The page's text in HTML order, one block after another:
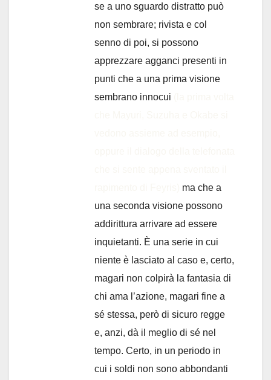
se a uno sguardo distratto può
non sembrare; rivista e col
senno di poi, si possono
apprezzare agganci presenti in
punti che a una prima visione
sembrano innocui
ma che a
una seconda visione possono
addirittura arrivare ad essere
inquietanti. È una serie in cui
niente è lasciato al caso e, certo,
magari non colpirà la fantasia di
chi ama l’azione, magari fine a
sé stessa, però di sicuro regge
e, anzi, dà il meglio di sé nel
tempo. Certo, in un periodo in
cui i soldi non sono abbondanti